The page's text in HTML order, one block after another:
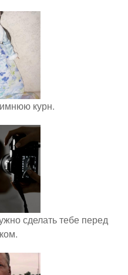
курн.
сделать тебе перед